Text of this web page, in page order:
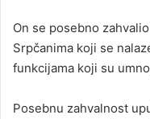
On se posebno
Srpčanima koji se
funkcijama koji su
Posebnu zahvalnost